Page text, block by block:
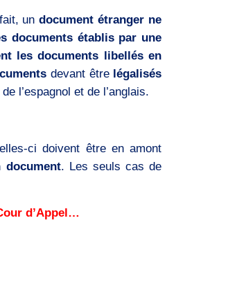
undocument étranger ne
documents établis par une
les documents libellés en
devant être légalisés
l’espagnol et de l’anglais.
ci doivent être en amont
document. Les seuls cas de
d’Appel…